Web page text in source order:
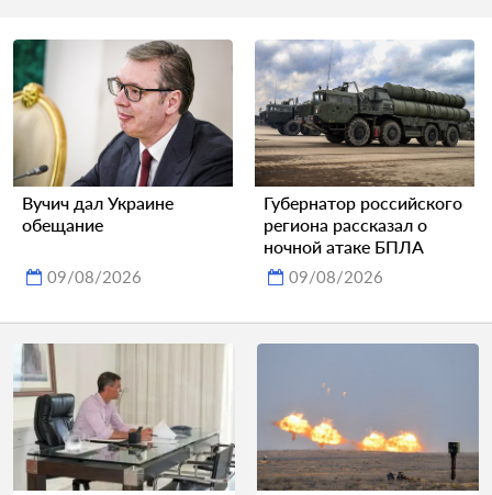
Вучич дал Украине
обещание
09/08/2026
Губернатор российского
региона рассказал о
ночной атаке БПЛА
09/08/2026